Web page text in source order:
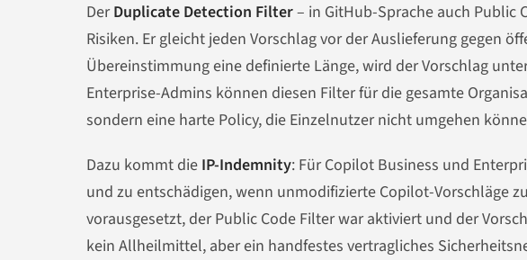
DerDuplicate Detection Filter– in GitHub-Sprache auch Public
Risiken. Er gleicht jeden Vorschlag vor der Auslieferung gegen
Übereinstimmung eine definierte Länge, wird der Vorschlag
Enterprise-Admins können diesen Filter für die gesamte
sondern eine harte Policy, die Einzelnutzer nicht umgehen
Dazu kommt die IP-Indemnity: Für Copilot Business und
und zu entschädigen, wenn unmodifizierte Copilot-Vorschläge
vorausgesetzt, der Public Code Filter war aktiviert und der
kein Allheilmittel, aber ein handfestes vertragliches